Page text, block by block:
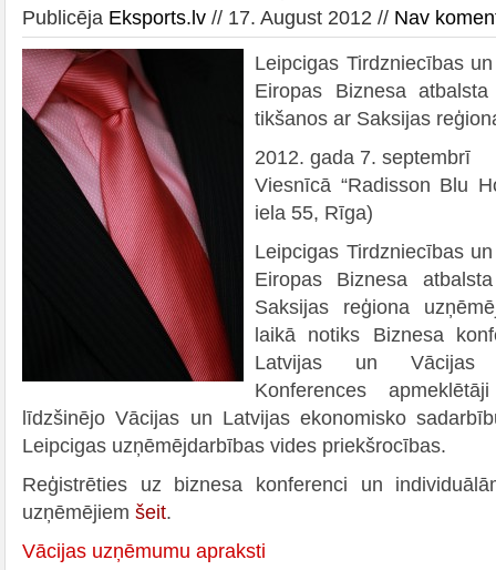
Publicēja Eksports.lv // 17. August 2012 // Nav
Leipcigas Tirdzniecības
Eiropas Biznesa
tikšanos ar Saksijas
2012. gada 7. septembrī
Viesnīcā “Radisson Blu
iela 55, Rīga)
Leipcigas Tirdzniecības
Eiropas Biznesa
Saksijas reģiona
laikā notiks Biznesa
Latvijas un Vācijas
Konferences
līdzšinējo Vācijas un Latvijas ekonomisko
Leipcigas uzņēmējdarbības vides priekšrocības.
Reģistrēties uz biznesa konferenci un
uzņēmējiem šeit.
Vācijas uzņēmumu apraksti